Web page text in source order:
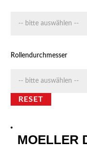
Rollendurchmesser
RESET
MOELLER